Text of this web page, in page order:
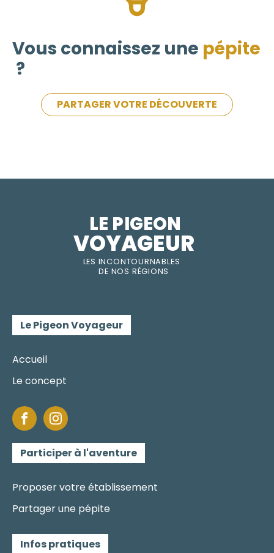
Vous connaissez une pépite
?
PARTAGER VOTRE DÉCOUVERTE
LES INCONTOURNABLES
DE NOS RÉGIONS
LE PIGEON
VOYAGEUR
Le Pigeon Voyageur
Accueil
Le concept
Participer à l'aventure
Proposer votre établissement
Partager une pépite
Infos pratiques